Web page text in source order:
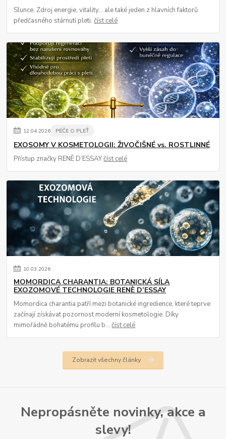
Slunce. Zdroj energie, vitality… ale také jeden z hlavních faktorů
předčasného stárnutí pleti.číst celé
12.04.2026 PÉČE O PLEŤ
EXOSOMY V KOSMETOLOGII: ŽIVOČIŠNÉ vs. ROSTLINNÉ
Přístup značky RENÈ D’ESSAYčíst celé
10.03.2026
MOMORDICA CHARANTIA: BOTANICKÁ SÍLA
EXOZOMOVÉ TECHNOLOGIE RENÈ D’ESSAY
Momordica charantia patří mezi botanické ingredience, které teprve
začínají získávat pozornost moderní kosmetologie. Díky
mimořádně bohatému profilu b...číst celé
Zobrazit všechny články
Nepropásněte novinky, akce a
slevy!